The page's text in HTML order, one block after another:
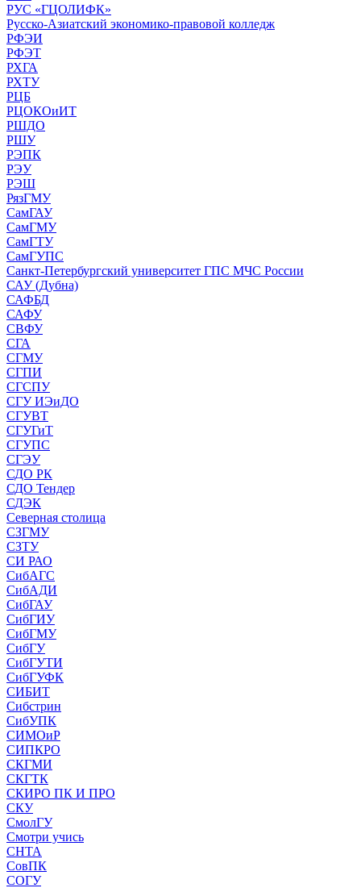
РУС «ГЦОЛИФК»
Русско-Азиатский экономико-правовой колледж
РФЭИ
РФЭТ
РХГА
РХТУ
РЦБ
РЦОКОиИТ
РШДО
РШУ
РЭПК
РЭУ
РЭШ
РязГМУ
СамГАУ
СамГМУ
СамГТУ
СамГУПС
Санкт-Петербургский университет ГПС МЧС России
САУ (Дубна)
САФБД
САФУ
СВФУ
СГА
СГМУ
СГПИ
СГСПУ
СГУ ИЭиДО
СГУВТ
СГУГиТ
СГУПС
СГЭУ
СДО РК
СДО Тендер
СДЭК
Северная столица
СЗГМУ
СЗТУ
СИ РАО
СибАГС
СибАДИ
СибГАУ
СибГИУ
СибГМУ
СибГУ
СибГУТИ
СибГУФК
СИБИТ
Сибстрин
СибУПК
СИМОиР
СИПКРО
СКГМИ
СКГТК
СКИРО ПК И ПРО
СКУ
СмолГУ
Смотри учись
СНТА
СовПК
СОГУ